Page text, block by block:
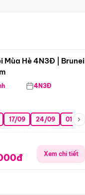
Mùa Hè 4N3Đ | Brunei
4N3Đ
17/09 24/09 01/10
Xem chi tiết